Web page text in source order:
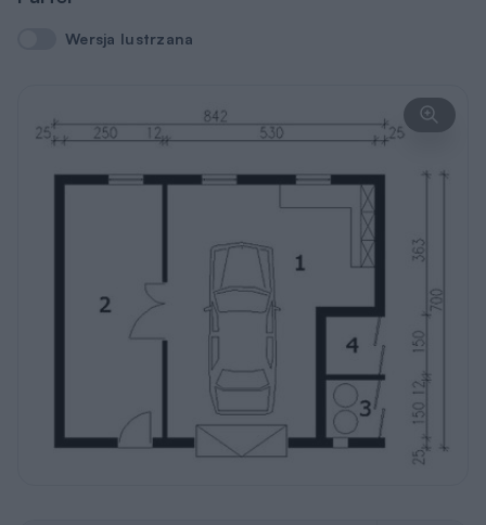
Wersja lustrzana
Wersja lustrzana